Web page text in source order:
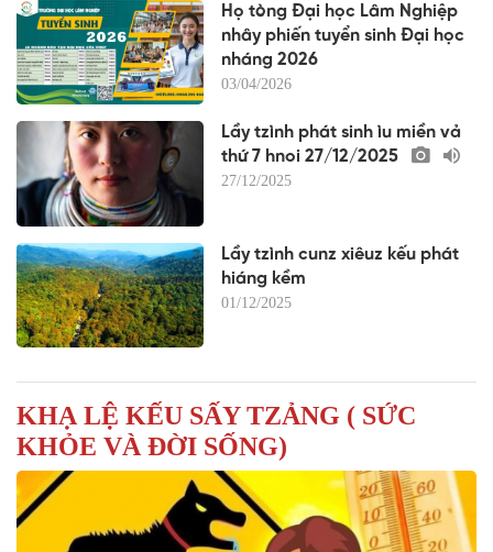
Họ tòng Đại học Lâm Nghiệp
nhây phiến tuyển sinh Đại học
nháng 2026
03/04/2026
Lầy tzình phát sinh ìu miền vả
thứ 7 hnoi 27/12/2025
27/12/2025
Lầy tzình cunz xiêuz kếu phát
hiáng kềm
01/12/2025
KHẠ LỆ KẾU SẤY TZẢNG ( SỨC
KHỎE VÀ ĐỜI SỐNG)